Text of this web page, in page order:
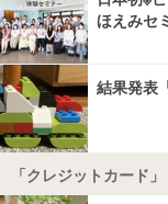
ほえみセ
結果発表
「クレジットカード